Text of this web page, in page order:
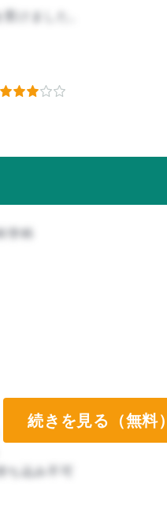
けました。
3
学科
ち込み不可
続きを見る（無料）